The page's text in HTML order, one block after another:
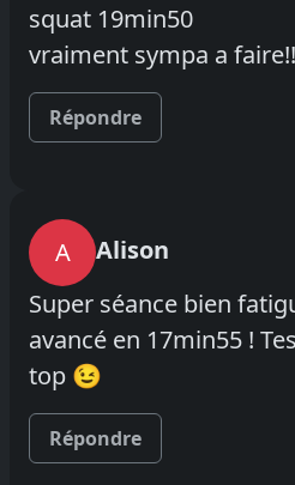
squat 19min50
vraiment sympa a faire!!
Répondre
A
Alison
Super séance bien
avancé en 17min55 !
top 😉
Répondre